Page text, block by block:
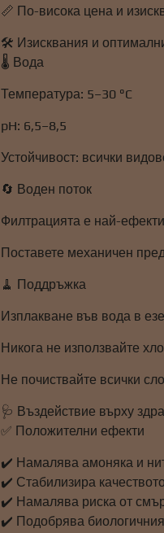
📏 По-висока цена и
🛠️ Изисквания и
🌡️ Вода
Температура: 5–30 °C
pH: 6,5–8,5
Устойчивост: всички
🔄 Воден поток
Филтрацията е най-
Поставете механичен
🧹 Поддръжка
Изплакване във вода в
Никога не използвайте
Не почиствайте всички
🩺 Въздействие върху
✅ Положителни ефекти
✔️ Намалява амоняка и
✔️ Стабилизира
✔️ Намалява риска от
✔️ Подобрява